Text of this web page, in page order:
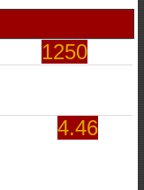
1250
4.46